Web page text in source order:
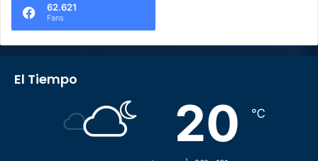
62.621
Fans
El Tiempo
20 ℃